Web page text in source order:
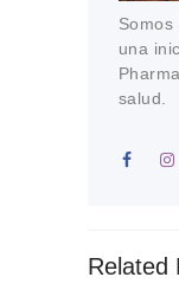
una
salud.
Related